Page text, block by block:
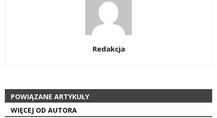
Redakcja
POWIĄZANE ARTYKUŁY
WIĘCEJ OD AUTORA